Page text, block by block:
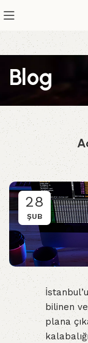
Blog
28
ŞUB
bilinen
plana